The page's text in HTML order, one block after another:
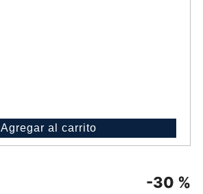
Agregar al carrito
-30 %